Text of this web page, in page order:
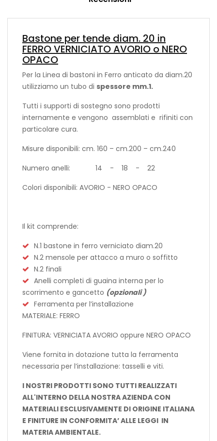
Bastone per tende diam. 20 in
FERRO VERNICIATO AVORIO o NERO
OPACO
Per la Linea di bastoni in Ferro anticato da diam.20
utilizziamo un tubo di spessore mm.1.
Tutti i supporti di sostegno sono prodotti
internamente e vengono assemblati e rifiniti con
particolare cura.
Misure disponibili: cm. 160 – cm.200 – cm.240
Numero anelli: 14 - 18 - 22
Colori disponibili: AVORIO - NERO OPACO
Il kit comprende:
N.1 bastone in ferro verniciato diam.20
N.2 mensole per attacco a muro o soffitto
N.2 finali
Anelli completi di guaina interna per lo
scorrimento e gancetto (opzionali )
Ferramenta per l’installazione
MATERIALE: FERRO
FINITURA: VERNICIATA AVORIO oppure NERO OPACO
Viene fornita in dotazione tutta la ferramenta
necessaria per l’installazione: tasselli e viti.
I NOSTRI PRODOTTI SONO TUTTI REALIZZATI
ALL'INTERNO DELLA NOSTRA AZIENDA CON
MATERIALI ESCLUSIVAMENTE DI ORIGINE ITALIANA
E FINITURE IN CONFORMITA’ ALLE LEGGI IN
MATERIA AMBIENTALE.